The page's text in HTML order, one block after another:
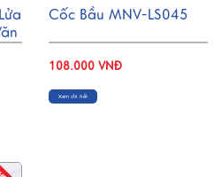
Cốc Bầu MNV-LS045
108.000 VNĐ
Xem chi tiết